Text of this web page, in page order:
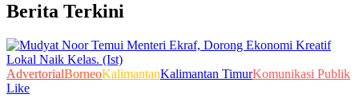
Berita Terkini
AdvertorialBorneoKalimantanKalimantan TimurKomunikasi Publik
Like